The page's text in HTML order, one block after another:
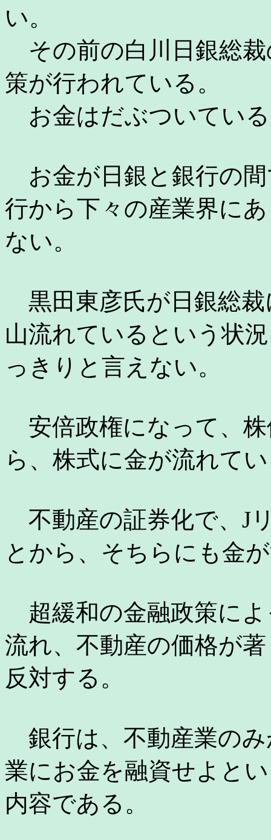
い。
その前の白川日銀総裁
策が行われている。
お金はだぶついてい
お金が日銀と銀行の
行から下々の産業界に
ない。
黒田東彦氏が日銀総
山流れているという状
っきりと言えない。
安倍政権になって、
ら、株式に金が流れて
不動産の証券化で、J
とから、そちらにも金
超緩和の金融政策に
流れ、不動産の価格が
反対する。
銀行は、不動産業の
業にお金を融資せよと
内容である。